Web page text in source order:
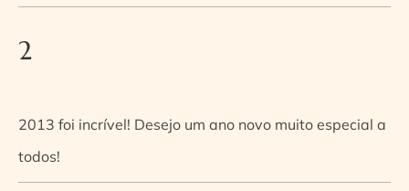
2
2013 foi incrível! Desejo um ano novo muito especial a
todos!